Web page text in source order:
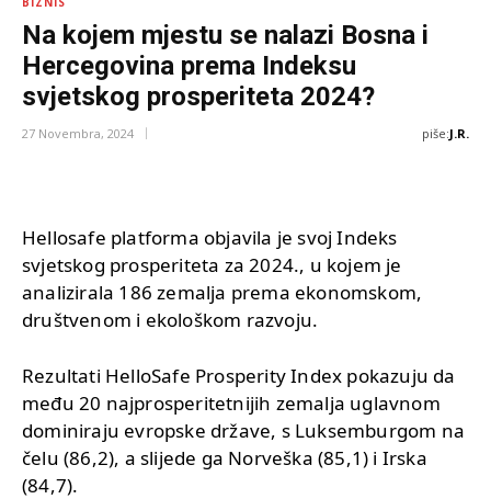
Na kojem mjestu se nalazi Bosna i
Hercegovina prema Indeksu
svjetskog prosperiteta 2024?
27 Novembra, 2024 piše:J.R.
Hellosafe platforma objavila je svoj Indeks
svjetskog prosperiteta za 2024., u kojem je
analizirala 186 zemalja prema ekonomskom,
društvenom i ekološkom razvoju.
Rezultati HelloSafe Prosperity Index pokazuju da
među 20 najprosperitetnijih zemalja uglavnom
dominiraju evropske države, s Luksemburgom na
čelu (86,2), a slijede ga Norveška (85,1) i Irska
(84,7).